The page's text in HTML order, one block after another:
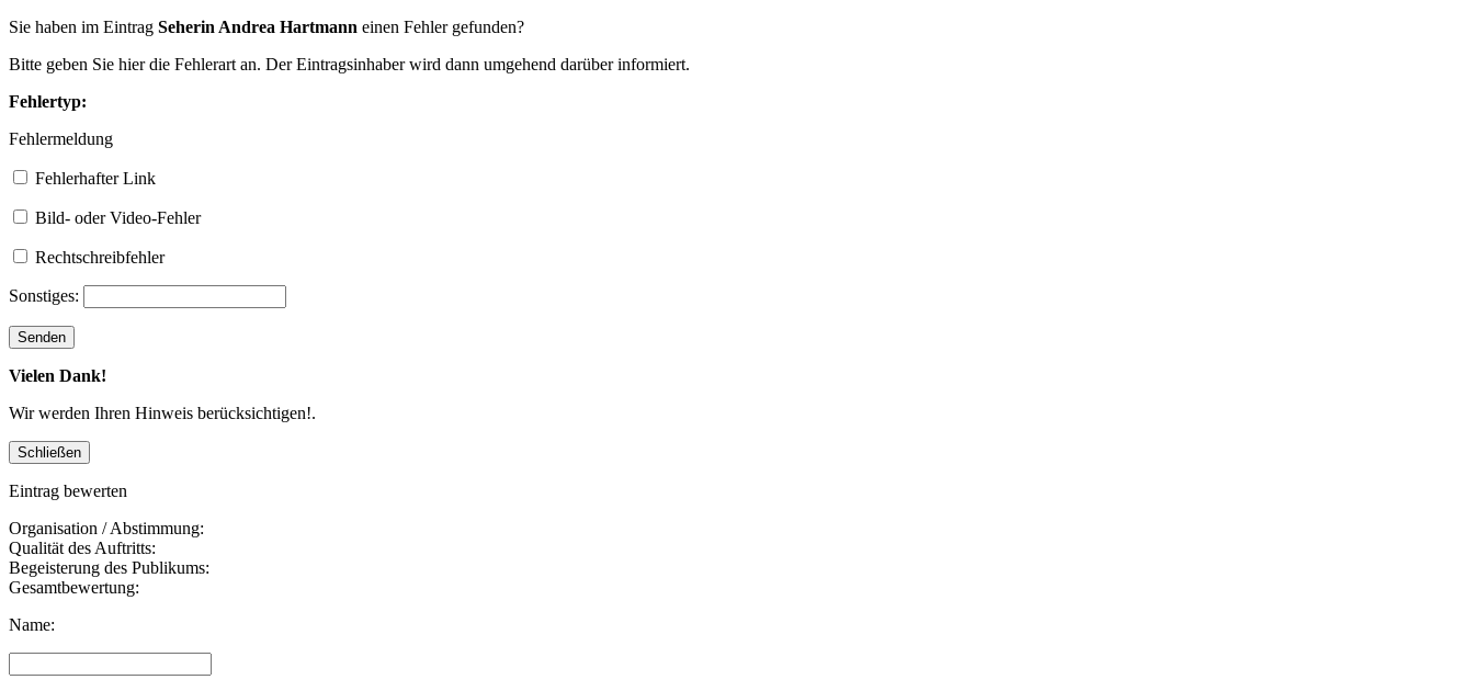
Sie haben im Eintrag Seherin Andrea Hartmann einen Fehler gefunden?
Bitte geben Sie hier die Fehlerart an. Der Eintragsinhaber wird dann umgehend darüber informiert.
Fehlertyp:
Fehlermeldung
Fehlerhafter Link
Bild- oder Video-Fehler
Rechtschreibfehler
Sonstiges:
Vielen Dank!
Wir werden Ihren Hinweis berücksichtigen!.
Eintrag bewerten
Organisation / Abstimmung:
Qualität des Auftritts:
Begeisterung des Publikums:
Gesamtbewertung:
Name: